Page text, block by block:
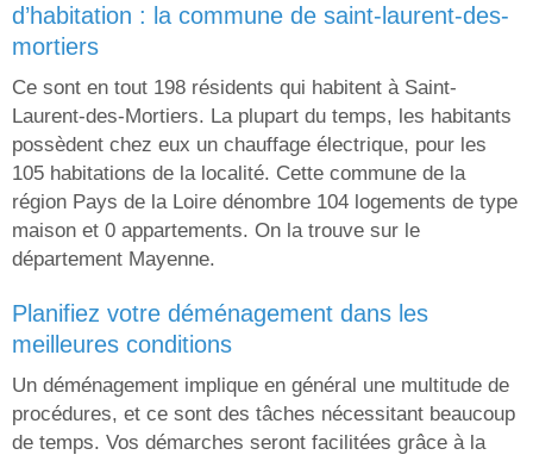
d’habitation : la commune de saint-laurent-des-
mortiers
Ce sont en tout 198 résidents qui habitent à Saint-
Laurent-des-Mortiers. La plupart du temps, les habitants
possèdent chez eux un chauffage électrique, pour les
105 habitations de la localité. Cette commune de la
région Pays de la Loire dénombre 104 logements de type
maison et 0 appartements. On la trouve sur le
département Mayenne.
planifiez votre déménagement dans les
meilleures conditions
Un déménagement implique en général une multitude de
procédures, et ce sont des tâches nécessitant beaucoup
de temps. Vos démarches seront facilitées grâce à la